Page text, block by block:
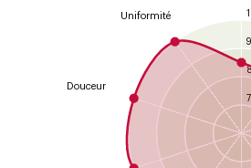
9
7
Douceur
Uniformité